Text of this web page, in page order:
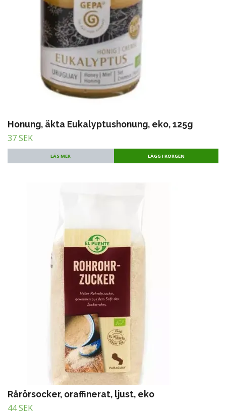
Honung, äkta Eukalyptushonung, eko, 125g
37 SEK
LÄS MER
Rårörsocker, oraffinerat, ljust, eko
44 SEK